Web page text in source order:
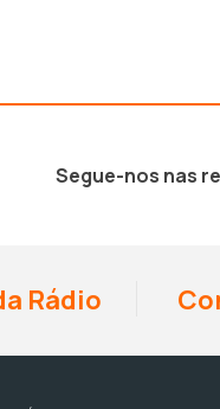
Segue-nos nas
Rádio